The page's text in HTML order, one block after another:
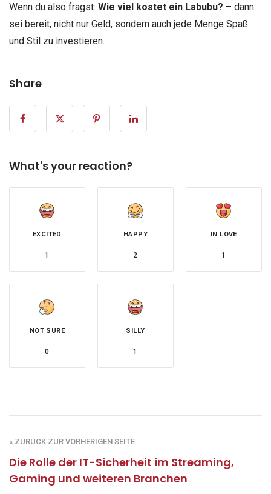
Wenn du also fragst: Wie viel kostet ein Labubu? – dann
sei bereit, nicht nur Geld, sondern auch jede Menge Spaß
und Stil zu investieren.
Share
What's your reaction?
EXCITED
1
HAPPY
2
IN LOVE
1
NOT SURE
0
SILLY
1
« ZURÜCK ZUR VORHERIGEN SEITE
Die Rolle der IT-Sicherheit im Streaming,
Gaming und weiteren Branchen